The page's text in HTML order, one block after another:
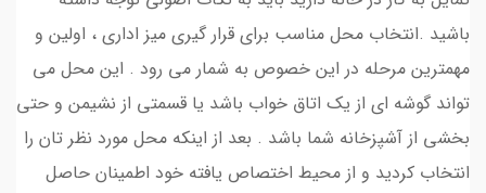
باشید .انتخاب محل مناسب برای قرار گیری میز اداری ، اولین و
مهمترین مرحله در این خصوص به شمار می رود . این محل می
تواند گوشه ای از یک اتاق خواب باشد یا قسمتی از نشیمن و حتی
بخشی از آشپزخانه شما باشد . بعد از اینکه محل مورد نظر تان را
انتخاب کردید و از محیط اختصاص یافته خود اطمینان حاصل